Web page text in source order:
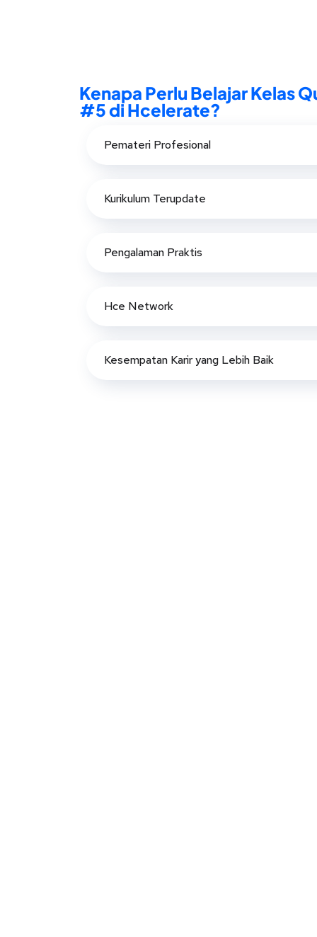
Kenapa Perlu Belajar Kelas
#5 di Hcelerate?
Pemateri Profesional
Kurikulum Terupdate
Pengalaman Praktis
Hce Network
Kesempatan Karir yang Lebih Baik